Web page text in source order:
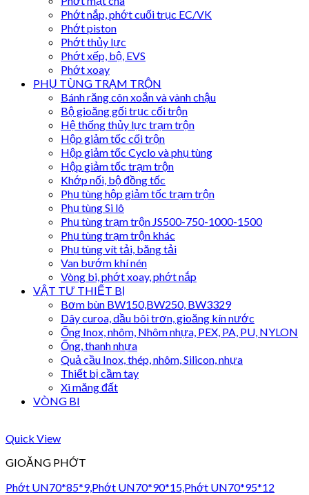
Phớt nắp, phớt cuối trục EC/VK
Phớt piston
Phớt thủy lực
Phớt xếp, bộ, EVS
Phớt xoay
PHỤ TÙNG TRẠM TRỘN
Bánh răng côn xoắn và vành chậu
Bộ gioăng gối trục cối trộn
Hệ thống thủy lực trạm trộn
Hộp giảm tốc cối trộn
Hộp giảm tốc Cyclo và phụ tùng
Hộp giảm tốc trạm trộn
Khớp nối, bộ đồng tốc
Phụ tùng hộp giảm tốc trạm trộn
Phụ tùng Si lô
Phụ tùng trạm trộn JS500-750-1000-1500
Phụ tùng trạm trộn khác
Phụ tùng vít tải, băng tải
Van bướm khí nén
Vòng bi, phớt xoay, phớt nắp
VẬT TƯ THIẾT BỊ
Bơm bùn BW150,BW250, BW3329
Dây curoa, dầu bôi trơn, gioăng kín nước
Ống Inox, nhôm, Nhôm nhựa, PEX, PA, PU, NYLON
Ống, thanh nhựa
Quả cầu Inox, thép, nhôm, Silicon, nhựa
Thiết bị cầm tay
Xi măng đất
VÒNG BI
Quick View
GIOĂNG PHỚT
Phớt UN70*85*9,Phớt UN70*90*15,Phớt UN70*95*12